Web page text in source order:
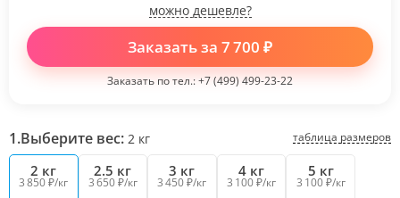
1.Выберите вес: 2 кг таблица размеров
2 кг
3 850 ₽/кг
2.5 кг
3 650 ₽/кг
3 кг
3 450 ₽/кг
4 кг
3 100 ₽/кг
5 кг
3 100 ₽/кг
можно дешевле?
Заказать за 7 700 ₽
Заказать по тел.:+7 (499) 499-23-22